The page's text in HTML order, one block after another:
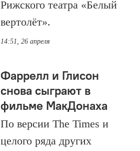
Рижского театра «Белый
вертолёт».
14:51, 26 апреля
Фаррелл и Глисон
снова сыграют в
фильме МакДонаха
По версии The Times и
целого ряда других